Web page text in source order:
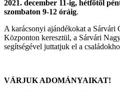
2021. december 11-ig, hétfőtől
szombaton 9-12 óráig.
A karácsonyi ajándékokat a Sárvári
Központon keresztül, a Sárvári
segítségével juttatjuk el a
VÁRJUK ADOMÁNYAIKAT!